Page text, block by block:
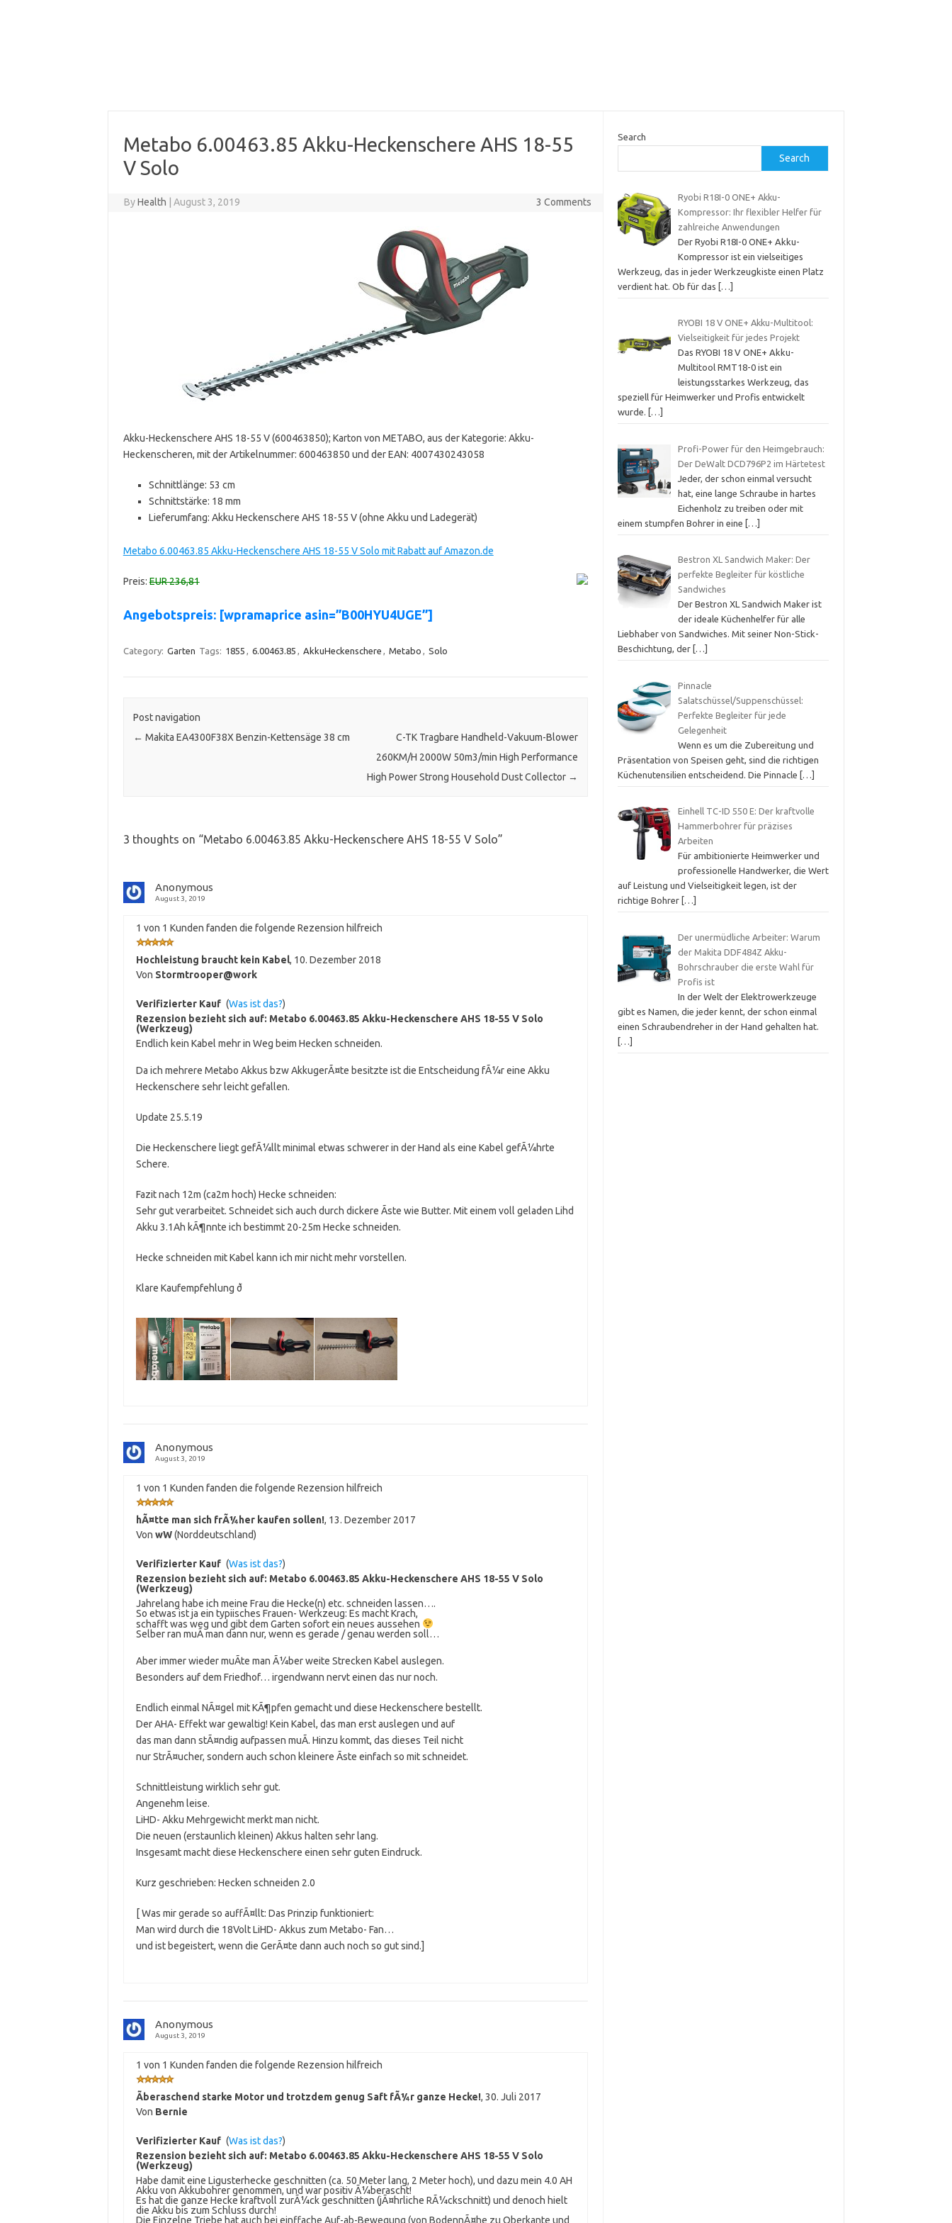
Metabo 6.00463.85 Akku-Heckenschere AHS 18-55
V Solo
ByHealth August 3, 2019 3 Comments
Akku-Heckenschere AHS 18-55 V (600463850); Karton von METABO, aus der Kategorie: Akku-
Heckenscheren, mit der Artikelnummer: 600463850 und der EAN: 4007430243058
Schnittlänge: 53 cm
Schnittstärke: 18 mm
Lieferumfang: Akku Heckenschere AHS 18-55 V (ohne Akku und Ladegerät)
Metabo 6.00463.85 Akku-Heckenschere AHS 18-55 V Solo mit Rabatt auf Amazon.de
Preis:EUR 236,81
Angebotspreis: [wpramaprice asin=”B00HYU4UGE”]
Category: Garten Tags: 1855 , 6.00463.85 , AkkuHeckenschere , Metabo , Solo
Post navigation
← Makita EA4300F38X Benzin-Kettensäge 38 cm
C-TK Tragbare Handheld-Vakuum-Blower
260KM/H 2000W 50m3/min High Performance
High Power Strong Household Dust Collector →
3 thoughts on “Metabo 6.00463.85 Akku-Heckenschere AHS 18-55 V Solo”
Anonymous
August 3, 2019
1 von 1 Kunden fanden die folgende Rezension hilfreich
Hochleistung braucht kein Kabel, 10. Dezember 2018
Von Stormtrooper@work
Verifizierter Kauf (Was ist das?)
Rezension bezieht sich auf: Metabo 6.00463.85 Akku-Heckenschere AHS 18-55 V Solo
(Werkzeug)
Endlich kein Kabel mehr in Weg beim Hecken schneiden.
Da ich mehrere Metabo Akkus bzw AkkugerÃ¤te besitzte ist die Entscheidung fÃ¼r eine Akku
Heckenschere sehr leicht gefallen.
Update 25.5.19
Die Heckenschere liegt gefÃ¼llt minimal etwas schwerer in der Hand als eine Kabel gefÃ¼hrte
Schere.
Fazit nach 12m (ca2m hoch) Hecke schneiden:
Sehr gut verarbeitet. Schneidet sich auch durch dickere Ãste wie Butter. Mit einem voll geladen Lihd
Akku 3.1Ah kÃ¶nnte ich bestimmt 20-25m Hecke schneiden.
Hecke schneiden mit Kabel kann ich mir nicht mehr vorstellen.
Klare Kaufempfehlung ð
Anonymous
August 3, 2019
1 von 1 Kunden fanden die folgende Rezension hilfreich
hÃ¤tte man sich frÃ¼her kaufen sollen!, 13. Dezember 2017
Von wW(Norddeutschland)
Verifizierter Kauf (Was ist das?)
Rezension bezieht sich auf: Metabo 6.00463.85 Akku-Heckenschere AHS 18-55 V Solo
(Werkzeug)
Jahrelang habe ich meine Frau die Hecke(n) etc. schneiden lassen….
So etwas ist ja ein typiisches Frauen- Werkzeug: Es macht Krach,
schafft was weg und gibt dem Garten sofort ein neues aussehen
Selber ran muÃ man dann nur, wenn es gerade / genau werden soll…
Aber immer wieder muÃte man Ã¼ber weite Strecken Kabel auslegen.
Besonders auf dem Friedhof… irgendwann nervt einen das nur noch.
Endlich einmal NÃ¤gel mit KÃ¶pfen gemacht und diese Heckenschere bestellt.
Der AHA- Effekt war gewaltig! Kein Kabel, das man erst auslegen und auf
das man dann stÃ¤ndig aufpassen muÃ. Hinzu kommt, das dieses Teil nicht
nur StrÃ¤ucher, sondern auch schon kleinere Ãste einfach so mit schneidet.
Schnittleistung wirklich sehr gut.
Angenehm leise.
LiHD- Akku Mehrgewicht merkt man nicht.
Die neuen (erstaunlich kleinen) Akkus halten sehr lang.
Insgesamt macht diese Heckenschere einen sehr guten Eindruck.
Kurz geschrieben: Hecken schneiden 2.0
[ Was mir gerade so auffÃ¤llt: Das Prinzip funktioniert:
Man wird durch die 18Volt LiHD- Akkus zum Metabo- Fan…
und ist begeistert, wenn die GerÃ¤te dann auch noch so gut sind.]
Anonymous
August 3, 2019
1 von 1 Kunden fanden die folgende Rezension hilfreich
Ãberaschend starke Motor und trotzdem genug Saft fÃ¼r ganze Hecke!, 30. Juli 2017
Von Bernie
Verifizierter Kauf (Was ist das?)
Rezension bezieht sich auf: Metabo 6.00463.85 Akku-Heckenschere AHS 18-55 V Solo
(Werkzeug)
Habe damit eine Ligusterhecke geschnitten (ca. 50 Meter lang, 2 Meter hoch), und dazu mein 4.0 AH
Akku von Akkubohrer genommen, und war positiv Ã¼berascht!
Es hat die ganze Hecke kraftvoll zurÃ¼ck geschnitten (jÃ¤hrliche RÃ¼ckschnitt) und denoch hielt
die Akku bis zum Schluss durch!
Die Einzelne Triebe hat auch bei einffache Auf-ab-Bewegung (von BodennÃ¤he zu Oberkante und
Search
Search
Ryobi R18I-0 ONE+ Akku-
Kompressor: Ihr flexibler Helfer für
zahlreiche Anwendungen
Der Ryobi R18I-0 ONE+ Akku-
Kompressor ist ein vielseitiges
Werkzeug, das in jeder Werkzeugkiste einen Platz
verdient hat. Ob für das
[…]
RYOBI 18 V ONE+ Akku-Multitool:
Vielseitigkeit für jedes Projekt
Das RYOBI 18 V ONE+ Akku-
Multitool RMT18-0 ist ein
leistungsstarkes Werkzeug, das
speziell für Heimwerker und Profis entwickelt
wurde.
[…]
Profi-Power für den Heimgebrauch:
Der DeWalt DCD796P2 im Härtetest
Jeder, der schon einmal versucht
hat, eine lange Schraube in hartes
Eichenholz zu treiben oder mit
einem stumpfen Bohrer in eine
[…]
Bestron XL Sandwich Maker: Der
perfekte Begleiter für köstliche
Sandwiches
Der Bestron XL Sandwich Maker ist
der ideale Küchenhelfer für alle
Liebhaber von Sandwiches. Mit seiner Non-Stick-
Beschichtung, der […]
Pinnacle
Salatschüssel/Suppenschüssel:
Perfekte Begleiter für jede
Gelegenheit
Wenn es um die Zubereitung und
Präsentation von Speisen geht, sind die richtigen
Küchenutensilien entscheidend. Die Pinnacle
[…]
Einhell TC-ID 550 E: Der kraftvolle
Hammerbohrer für präzises
Arbeiten
Für ambitionierte Heimwerker und
professionelle Handwerker, die Wert
auf Leistung und Vielseitigkeit legen, ist der
richtige Bohrer […]
Der unermüdliche Arbeiter: Warum
der Makita DDF484Z Akku-
Bohrschrauber die erste Wahl für
Profis ist
In der Welt der Elektrowerkzeuge
gibt es Namen, die jeder kennt, der schon einmal
einen Schraubendreher in der Hand gehalten hat.
[…]